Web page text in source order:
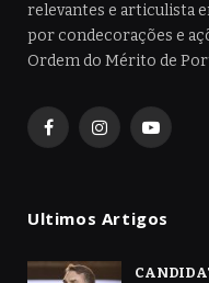
relevantes e articulista
por condecorações e
Ordem do Mérito de
FacebookInstagramYouTube
Ultimos Artigos